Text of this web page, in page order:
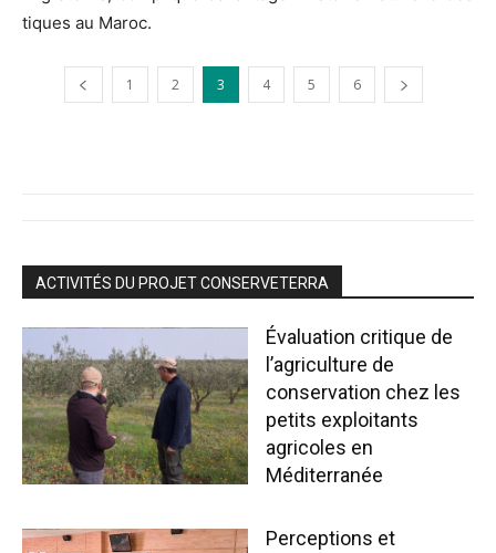
tiques au Maroc.
1 2 3 4 5 6
ACTIVITÉS DU PROJET CONSERVETERRA
Évaluation critique de
l’agriculture de
conservation chez les
petits exploitants
agricoles en
Méditerranée
Perceptions et